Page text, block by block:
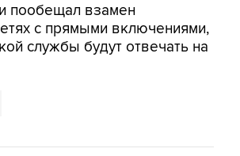
пообещал взамен
с прямыми включениями,
службы будут отвечать на